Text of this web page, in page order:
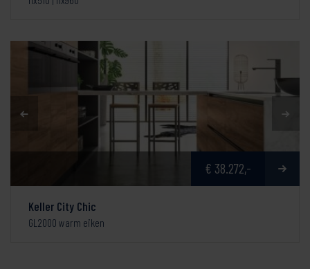
€ 38.272,-
Keller City Chic
GL2000 warm eiken